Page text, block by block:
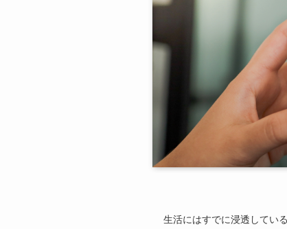
生活にはすでに浸透してい